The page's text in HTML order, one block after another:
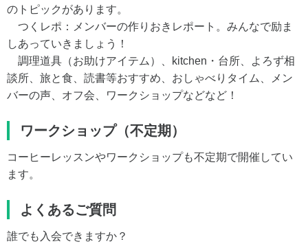
のトピックがあります。
つくレポ：メンバーの作りおきレポート。みんなで励ま
しあっていきましょう！
調理道具（お助けアイテム）、kitchen・台所、よろず相
談所、旅と食、読書等おすすめ、おしゃべりタイム、メン
バーの声、オフ会、ワークショップなどなど！
ワークショップ（不定期）
コーヒーレッスンやワークショップも不定期で開催してい
ます。
よくあるご質問
誰でも入会できますか？